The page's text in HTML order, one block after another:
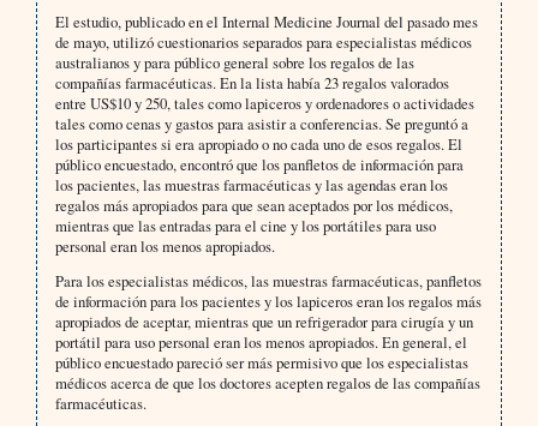
El estudio, publicado en el Internal Medicine Journal del pasado mes
de mayo, utilizó cuestionarios separados para especialistas médicos
australianos y para público general sobre los regalos de las
compañías farmacéuticas. En la lista había 23 regalos valorados
entre US$10 y 250, tales como lapiceros y ordenadores o actividades
tales como cenas y gastos para asistir a conferencias. Se preguntó a
los participantes si era apropiado o no cada uno de esos regalos. El
público encuestado, encontró que los panfletos de información para
los pacientes, las muestras farmacéuticas y las agendas eran los
regalos más apropiados para que sean aceptados por los médicos,
mientras que las entradas para el cine y los portátiles para uso
personal eran los menos apropiados.
Para los especialistas médicos, las muestras farmacéuticas, panfletos
de información para los pacientes y los lapiceros eran los regalos más
apropiados de aceptar, mientras que un refrigerador para cirugía y un
portátil para uso personal eran los menos apropiados. En general, el
público encuestado pareció ser más permisivo que los especialistas
médicos acerca de que los doctores acepten regalos de las compañías
farmacéuticas.